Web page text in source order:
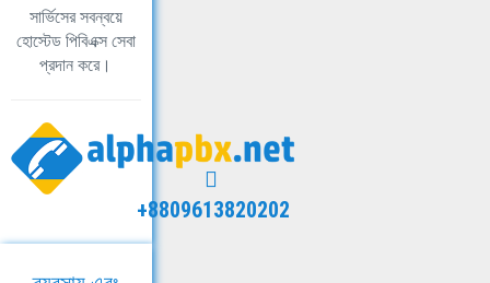
সার্ভিসের সবন্বয়ে
হোস্টেড পিবিএক্স সেবা
প্রদান করে।
+8809613820202